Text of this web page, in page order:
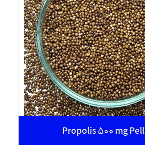
Propolis 500 mg